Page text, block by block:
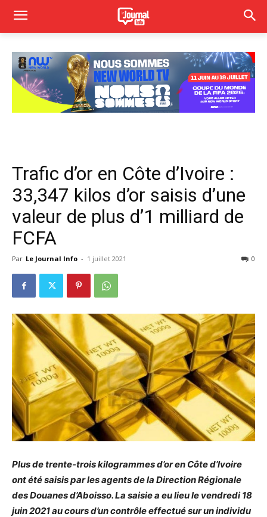
Trafic d’or en Côte d’Ivoire :
33,347 kilos d’or saisis d’une
valeur de plus d’1 milliard de
FCFA
Par Le Journal Info - 1 juillet 2021 0
Plus de trente-trois kilogrammes d’or en Côte d’Ivoire
ont été saisis par les agents de la Direction Régionale
des Douanes d’Aboisso. La saisie a eu lieu le vendredi 18
juin 2021 au cours d’un contrôle effectué sur un individu